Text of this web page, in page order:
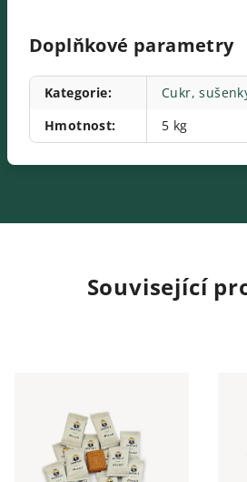
Doplňkové parametry
Kategorie:
Cukr,
Hmotnost: 5 kg
Související